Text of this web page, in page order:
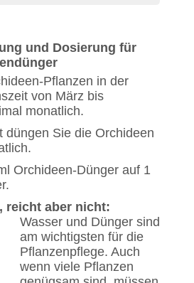
und Dosierung für
Pflanzen in der
von März bis
monatlich.
düngen Sie die Orchideen
Orchideen-Dünger auf 1
reicht aber nicht:
Wasser und Dünger sind
am wichtigsten für die
Pflanzenpflege. Auch
wenn viele Pflanzen